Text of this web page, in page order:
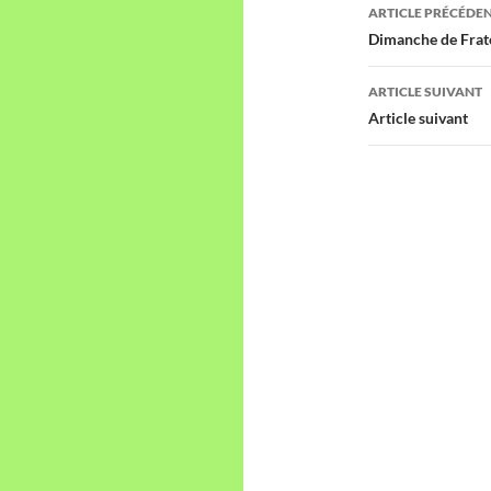
des
articles
ARTICLE
Dimanche de
ARTICLE SUIVANT
Article suivant